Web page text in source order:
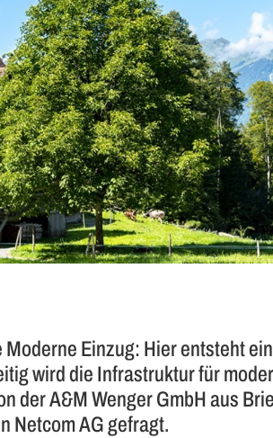
Einzug: Hier entsteht
wird die Infrastruktur für
der A&M Wenger GmbH aus
Netcom AG gefragt.